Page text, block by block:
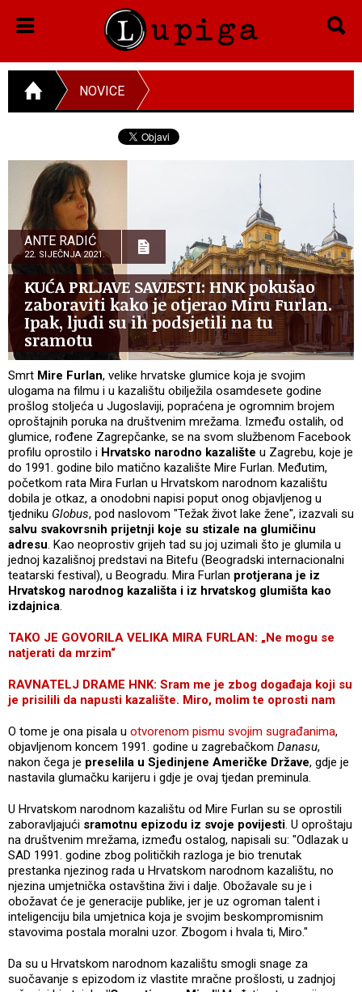
NOVICE
ANTE RADIĆ
22. SIJEČNJA 2021.
KUĆA PRLJAVE SAVJESTI: HNK pokušao
zaboraviti kako je otjerao Miru Furlan.
Ipak, ljudi su ih podsjetili na tu
sramotu
Smrt Mire Furlan, velike hrvatske glumice koja je svojim
ulogama na filmu i u kazalištu obilježila osamdesete godine
prošlog stoljeća u Jugoslaviji, popraćena je ogromnim brojem
oproštajnih poruka na društvenim mrežama. Između ostalih, od
glumice, rođene Zagrepčanke, se na svom službenom Facebook
profilu oprostilo i Hrvatsko narodno kazalište u Zagrebu, koje je
do 1991. godine bilo matično kazalište Mire Furlan. Međutim,
početkom rata Mira Furlan u Hrvatskom narodnom kazalištu
dobila je otkaz, a onodobni napisi poput onog objavljenog u
tjedniku Globus, pod naslovom "Težak život lake žene", izazvali su
salvu svakovrsnih prijetnji koje su stizale na glumičinu
adresu. Kao neoprostiv grijeh tad su joj uzimali što je glumila u
jednoj kazališnoj predstavi na Bitefu (Beogradski internacionalni
teatarski festival), u Beogradu. Mira Furlan protjerana je iz
Hrvatskog narodnog kazališta i iz hrvatskog glumišta kao
izdajnica.
TAKO JE GOVORILA VELIKA MIRA FURLAN: „Ne mogu se
natjerati da mrzim“
RAVNATELJ DRAME HNK: Sram me je zbog događaja koji su
je prisilili da napusti kazalište. Miro, molim te oprosti nam
O tome je ona pisala u otvorenom pismu svojim sugrađanima,
objavljenom koncem 1991. godine u zagrebačkom Danasu,
nakon čega je preselila u Sjedinjene Američke Države, gdje je
nastavila glumačku karijeru i gdje je ovaj tjedan preminula.
U Hrvatskom narodnom kazalištu od Mire Furlan su se oprostili
zaboravljajući sramotnu epizodu iz svoje povijesti. U oproštaju
na društvenim mrežama, između ostalog, napisali su: "Odlazak u
SAD 1991. godine zbog političkih razloga je bio trenutak
prestanka njezinog rada u Hrvatskom narodnom kazalištu, no
njezina umjetnička ostavština živi i dalje. Obožavale su je i
obožavat će je generacije publike, jer je uz ogroman talent i
inteligenciju bila umjetnica koja je svojim beskompromisnim
stavovima postala moralni uzor. Zbogom i hvala ti, Miro."
Da su u Hrvatskom narodnom kazalištu smogli snage za
suočavanje s epizodom iz vlastite mračne prošlosti, u zadnjoj